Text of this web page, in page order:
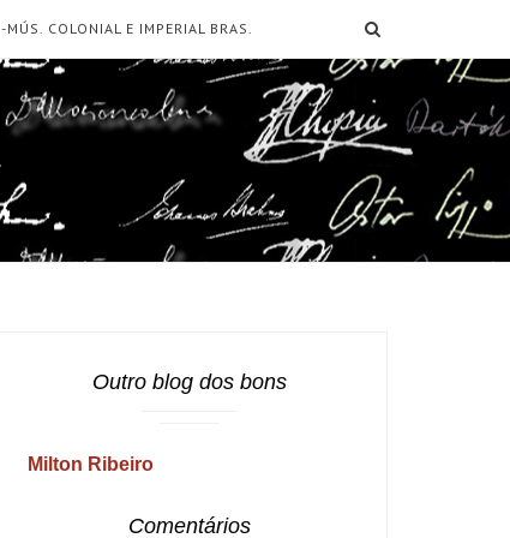
-MÚS. COLONIAL E IMPERIAL BRAS.
Outro blog dos bons
Milton Ribeiro
Comentários